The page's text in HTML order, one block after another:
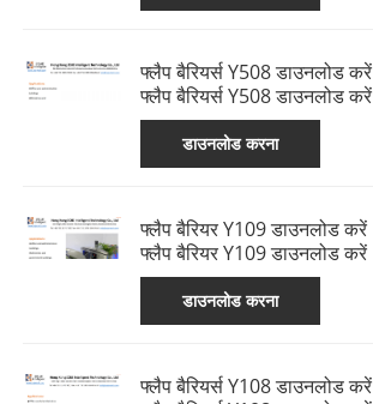
फ्लैप बैरियर्स Y508 डाउनलोड करें
फ्लैप बैरियर्स Y508 डाउनलोड करें
डाउनलोड करना
फ्लैप बैरियर Y109 डाउनलोड करें
फ्लैप बैरियर Y109 डाउनलोड करें
डाउनलोड करना
फ्लैप बैरियर्स Y108 डाउनलोड करें